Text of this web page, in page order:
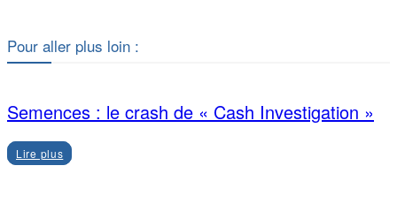
Pour aller plus loin :
Semences : le crash de « Cash Investigation »
Lire plus